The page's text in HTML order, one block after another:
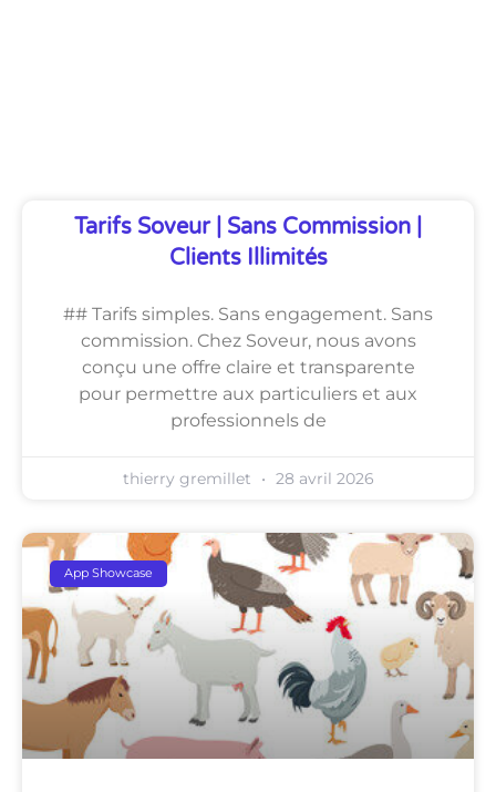
Tarifs Soveur | Sans Commission |
Clients Illimités
## Tarifs simples. Sans engagement. Sans
commission. Chez Soveur, nous avons
conçu une offre claire et transparente
pour permettre aux particuliers et aux
professionnels de
thierry gremillet 28 avril 2026
App Showcase